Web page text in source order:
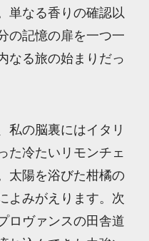
単なる香りの確認以
の記憶の扉を一つ一
なる旅の始まりだっ
私の脳裏にはイタリ
た冷たいリモンチェ
太陽を浴びた柑橘の
よみがえります。次
ロヴァンスの田舎道